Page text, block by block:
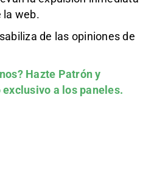
la web.
de las opiniones de
Hazte Patróny
a los paneles.